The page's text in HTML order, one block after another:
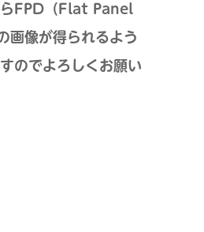
らFPD（Flat Panel
画像が得られるよう
のでよろしくお願い